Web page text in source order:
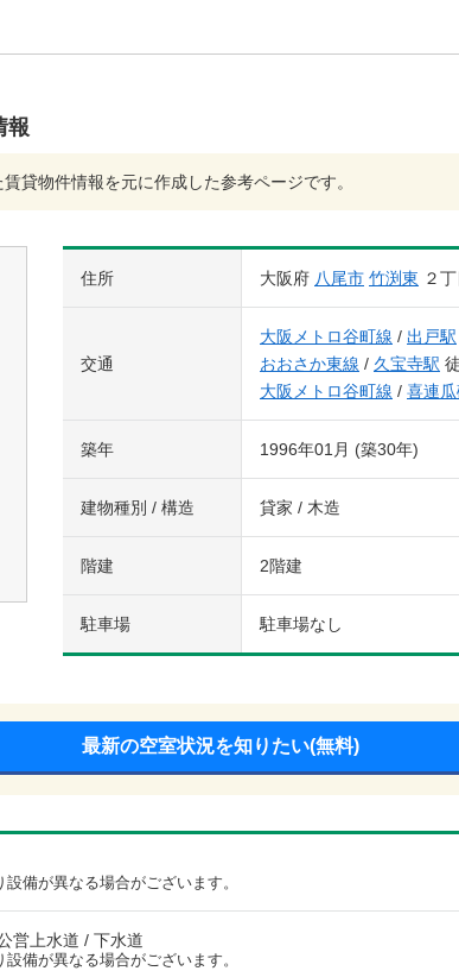
報
貸物件情報を元に作成した参考ページです。
住所 大阪府 八尾市 竹渕東 ２丁
交通
大阪メトロ谷町線 / 出戸駅
おおさか東線 / 久宝寺駅
大阪メトロ谷町線 / 喜連
築年 1996年01月 (築30年)
建物種別 / 構造 貸家 / 木造
階建 2階建
駐車場 駐車場なし
最新の空室状況を知りたい(無料)
備が異なる場合がございます。
営上水道 / 下水道
備が異なる場合がございます。